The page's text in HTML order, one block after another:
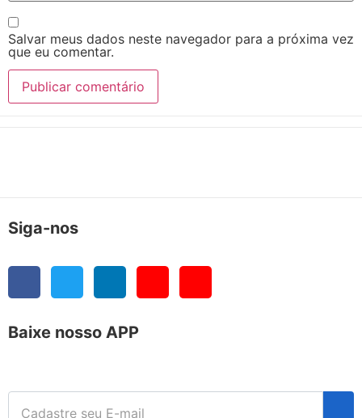
Salvar meus dados neste navegador para a próxima vez
que eu comentar.
Siga-nos
Baixe nosso APP